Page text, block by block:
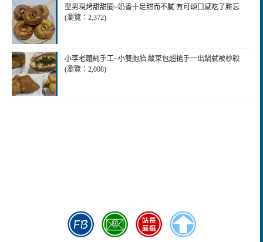
型男現烤甜甜圈~奶香十足甜而不膩 有可頌口感吃了難忘
(瀏覽：2,372)
小李老麵純手工~小雙胞胎.酸菜包超搶手一出鍋就被杪殺
(瀏覽：2,008)